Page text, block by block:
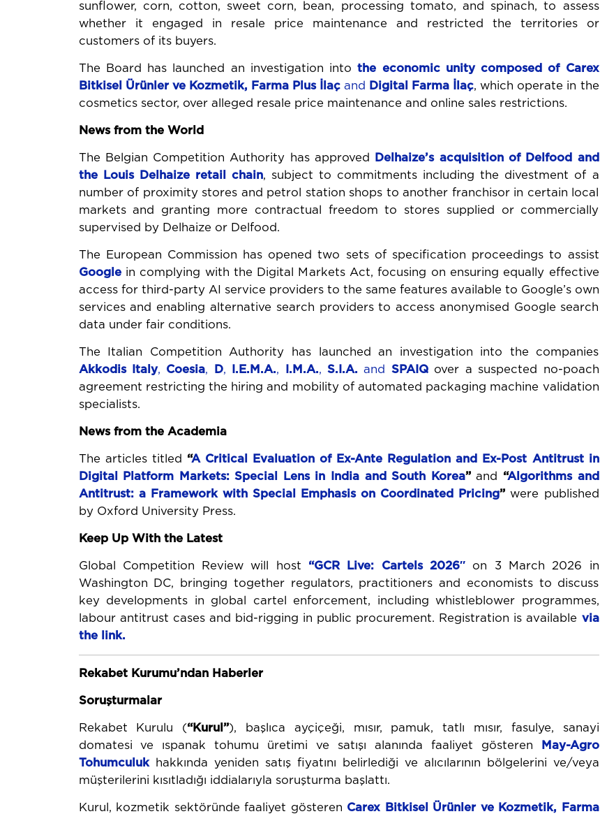
sunflower, corn, cotton, sweet corn, bean, processing tomato, and spinach, to assess
whether it engaged in resale price maintenance and restricted the territories or
customers of its buyers.
The Board has launched an investigation intothe economic unity composed of Carex
Bitkisel
Ürünler ve Kozmetik, Farma Plus İlaç and Digital Farma İlaç, which operate in the
cosmetics sector, over alleged resale price maintenance and online sales restrictions.
News from the World
The Belgian Competition Authority has approved
Delhaize’s acquisition of Delfood and
the Louis
Delhaize retail chain, subject to commitments including the divestment of a
number of proximity stores and petrol station shops to another franchisor in certain local
markets and granting more contractual freedom to stores supplied or commercially
supervised by Delhaize or Delfood.
The European Commission has opened two sets of specification proceedings to assist
Googlein complying with the Digital Markets Act, focusing on ensuring equally effective
access for third-party AI service providers to the same features available to Google’s own
services and enabling alternative search providers to access anonymised Google search
data under fair conditions.
The Italian Competition Authority has launched an investigation into the companies
Akkodis Italy, Coesia, D, I.E.M.A., I.M.A., S.I.A. and SPAIQover a suspected no-poach
agreement restricting the hiring and mobility of automated packaging machine validation
specialists.
News from the Academia
The articles titled “A Critical Evaluation of Ex-Ante Regulation and Ex-Post Antitrust in
Digital
Platform Markets: Special Lens in India and South Korea”and “Algorithms and
Antitrust: a Framework with Special Emphasis on Coordinated Pricing”were published
by Oxford University Press.
Keep Up With the Latest
Global Competition Review will host “GCR Live: Cartels 2026″on 3 March 2026 in
Washington DC, bringing together regulators, practitioners and economists to discuss
key developments in global cartel enforcement, including whistleblower programmes,
labour antitrust cases and bid-rigging in public procurement. Registration is available via
the
link.
Rekabet Kurumu’ndan Haberler
Soruşturmalar
Rekabet Kurulu (“Kurul”), başlıca ayçiçeği, mısır, pamuk, tatlı mısır, fasulye, sanayi
domatesi ve ıspanak tohumu üretimi ve satışı alanında faaliyet gösteren
May-Agro
Tohumculukhakkında yeniden satış fiyatını belirlediği ve alıcılarının bölgelerini ve/veya
müşterilerini kısıtladığı iddialarıyla soruşturma başlattı.
Kurul, kozmetik sektöründe faaliyet gösteren Carex Bitkisel Ürünler ve Kozmetik, Farma